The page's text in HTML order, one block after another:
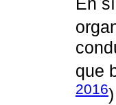
que
2016